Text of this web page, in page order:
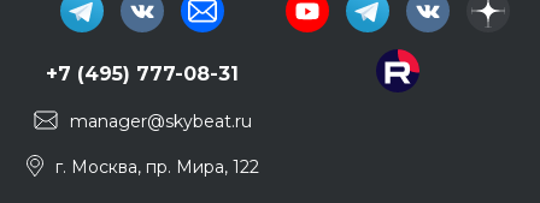
+7 (495) 777-08-31
manager@skybeat.ru
г. Москва, пр. Мира, 122